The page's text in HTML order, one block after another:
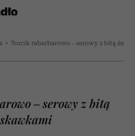
> Torcik rabarbarowo – serowy z bitą
– serowy z bitą